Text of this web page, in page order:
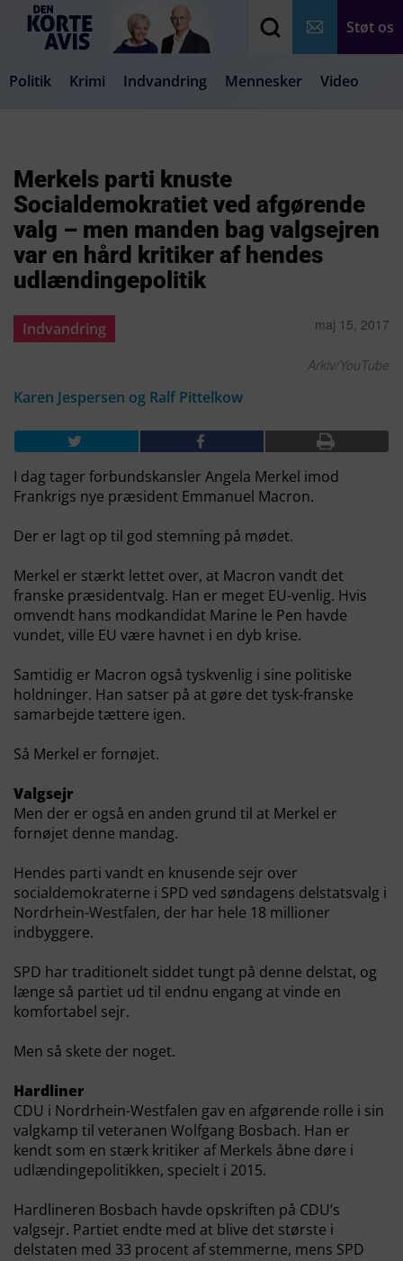
Støt os
Politik Krimi Indvandring Mennesker Video
Merkels parti knuste
Socialdemokratiet ved afgørende
valg – men manden bag valgsejren
var en hård kritiker af hendes
udlændingepolitik
Indvandring maj 15, 2017
Arkiv/YouTube
Karen Jespersen og Ralf Pittelkow
I dag tager forbundskansler Angela Merkel imod
Frankrigs nye præsident Emmanuel Macron.
Der er lagt op til god stemning på mødet.
Merkel er stærkt lettet over, at Macron vandt det
franske præsidentvalg. Han er meget EU-venlig. Hvis
omvendt hans modkandidat Marine le Pen havde
vundet, ville EU være havnet i en dyb krise.
Samtidig er Macron også tyskvenlig i sine politiske
holdninger. Han satser på at gøre det tysk-franske
samarbejde tættere igen.
Så Merkel er fornøjet.
Valgsejr
Men der er også en anden grund til at Merkel er
fornøjet denne mandag.
Hendes parti vandt en knusende sejr over
socialdemokraterne i SPD ved søndagens delstatsvalg i
Nordrhein-Westfalen, der har hele 18 millioner
indbyggere.
SPD har traditionelt siddet tungt på denne delstat, og
længe så partiet ud til endnu engang at vinde en
komfortabel sejr.
Men så skete der noget.
Hardliner
CDU i Nordrhein-Westfalen gav en afgørende rolle i sin
valgkamp til veteranen Wolfgang Bosbach. Han er
kendt som en stærk kritiker af Merkels åbne døre i
udlændingepolitikken, specielt i 2015.
Hardlineren Bosbach havde opskriften på CDU’s
valgsejr. Partiet endte med at blive det største i
delstaten med 33 procent af stemmerne, mens SPD